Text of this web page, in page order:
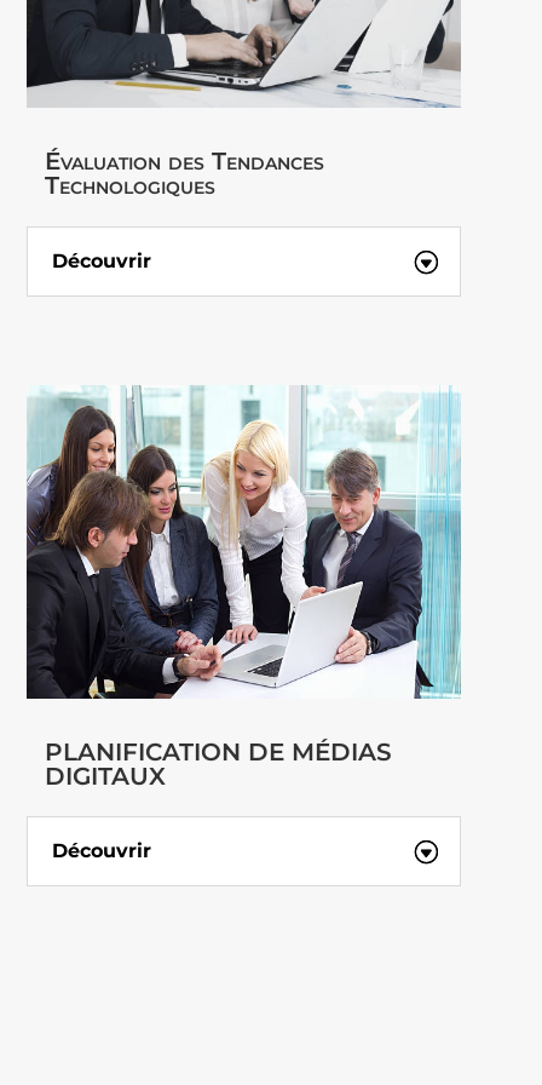
Évaluation des Tendances
Technologiques
Découvrir
PLANIFICATION DE MÉDIAS
DIGITAUX
Découvrir